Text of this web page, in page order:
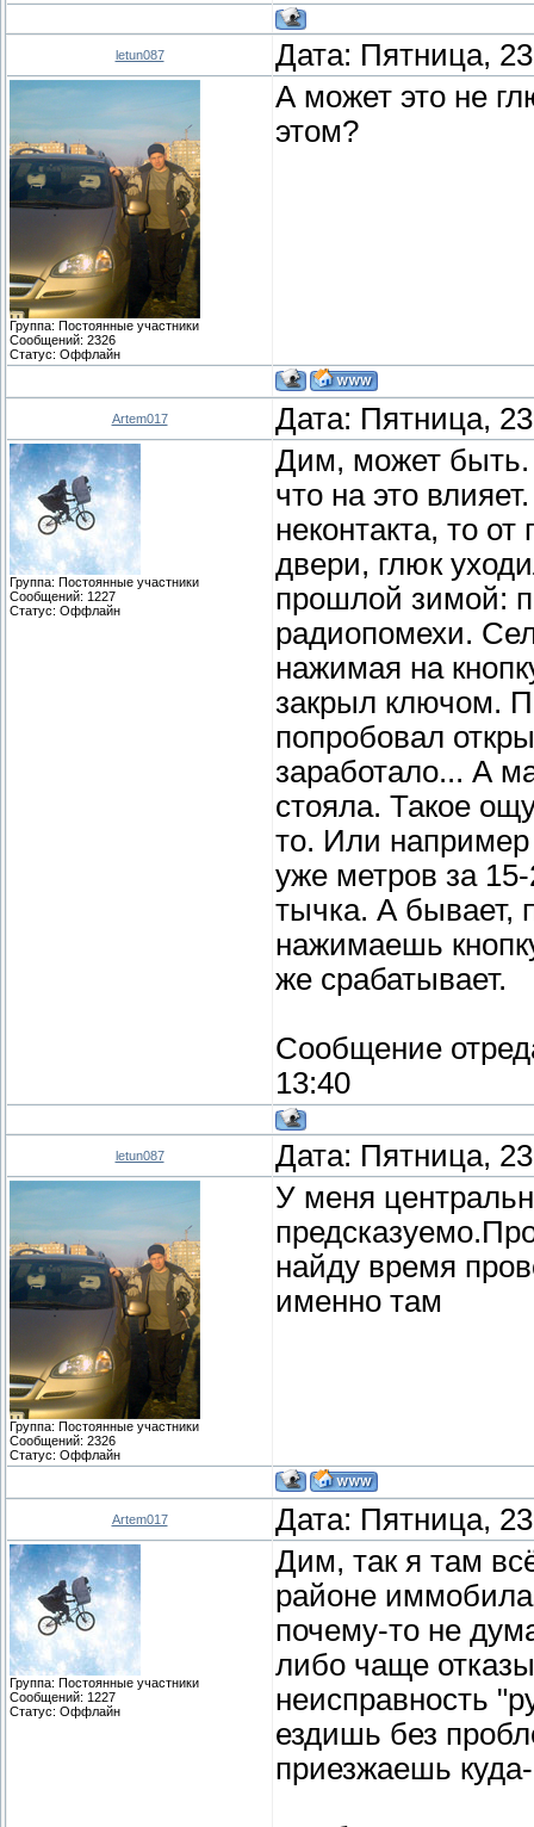
letun087 Дата: Пятница,
Группа: Постоянные участники
Сообщений: 2326
Статус: Оффлайн
А может это не
этом?
Artem017 Дата: Пятница,
Группа: Постоянные участники
Сообщений: 1227
Статус: Оффлайн
Дим, может быть.
что на это
неконтакта, то
двери, глюк
прошлой зимой:
радиопомехи.
нажимая на
закрыл ключом.
попробовал
заработало... А
стояла. Такое
то. Или
уже метров за
тычка. А бывает,
нажимаешь
же срабатывает.
Сообщение
13:40
letun087 Дата: Пятница,
Группа: Постоянные участники
Сообщений: 2326
Статус: Оффлайн
У меня
найду время
именно там
Artem017 Дата: Пятница,
Группа: Постоянные участники
Сообщений: 1227
Статус: Оффлайн
Дим, так я там
районе
почему-то не
либо чаще
неисправность
ездишь без
приезжаешь